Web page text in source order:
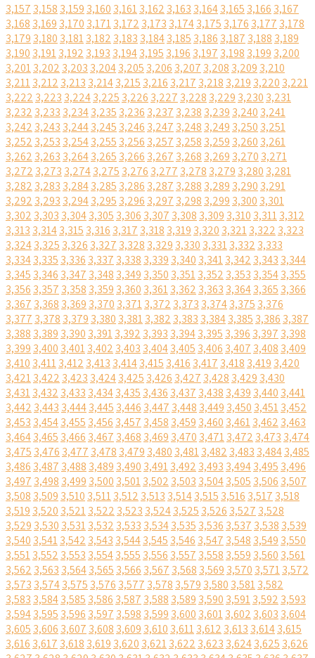
3,157 3,158 3,159 3,160 3,1613,162 3,163 3,1643,165 3,166 3,167
3,168 3,169 3,170 3,1713,172 3,173 3,1743,175 3,176 3,177 3,178
3,179 3,180 3,1813,182 3,183 3,1843,185 3,186 3,187 3,188 3,189
3,190 3,1913,192 3,193 3,1943,195 3,196 3,197 3,198 3,199 3,200
3,2013,202 3,203 3,2043,205 3,206 3,207 3,208 3,209 3,210
3,2113,212 3,213 3,2143,215 3,216 3,217 3,218 3,219 3,220 3,221
3,222 3,223 3,2243,225 3,226 3,227 3,228 3,229 3,230 3,231
3,232 3,233 3,2343,235 3,236 3,237 3,238 3,239 3,240 3,241
3,242 3,243 3,2443,245 3,246 3,247 3,248 3,249 3,250 3,251
3,252 3,253 3,2543,255 3,256 3,257 3,258 3,259 3,260 3,261
3,262 3,263 3,2643,265 3,266 3,267 3,268 3,269 3,270 3,271
3,272 3,273 3,2743,275 3,276 3,277 3,278 3,279 3,280 3,281
3,282 3,283 3,2843,285 3,286 3,287 3,288 3,289 3,290 3,291
3,292 3,293 3,2943,295 3,296 3,297 3,298 3,299 3,300 3,301
3,302 3,303 3,3043,305 3,306 3,307 3,308 3,309 3,310 3,3113,312
3,313 3,3143,315 3,316 3,317 3,318 3,319 3,320 3,3213,322 3,323
3,3243,325 3,326 3,327 3,328 3,329 3,330 3,3313,332 3,333
3,3343,335 3,336 3,337 3,338 3,339 3,340 3,3413,342 3,343 3,344
3,345 3,346 3,347 3,348 3,349 3,350 3,3513,352 3,353 3,3543,355
3,356 3,357 3,358 3,359 3,360 3,3613,362 3,363 3,3643,365 3,366
3,367 3,368 3,369 3,370 3,3713,372 3,373 3,3743,375 3,376
3,377 3,378 3,379 3,380 3,3813,382 3,383 3,3843,385 3,386 3,387
3,388 3,389 3,390 3,3913,392 3,393 3,3943,395 3,396 3,397 3,398
3,399 3,400 3,4013,402 3,403 3,4043,405 3,406 3,407 3,408 3,409
3,410 3,4113,412 3,413 3,4143,415 3,416 3,417 3,418 3,419 3,420
3,4213,422 3,423 3,4243,425 3,426 3,427 3,428 3,429 3,430
3,4313,432 3,433 3,4343,435 3,436 3,437 3,438 3,439 3,440 3,441
3,442 3,443 3,4443,445 3,446 3,447 3,448 3,449 3,450 3,4513,452
3,453 3,4543,455 3,456 3,457 3,458 3,459 3,460 3,4613,462 3,463
3,4643,465 3,466 3,467 3,468 3,469 3,470 3,4713,472 3,473 3,474
3,475 3,476 3,477 3,478 3,479 3,480 3,4813,482 3,483 3,4843,485
3,486 3,487 3,488 3,489 3,490 3,4913,492 3,493 3,4943,495 3,496
3,497 3,498 3,499 3,500 3,5013,502 3,503 3,5043,505 3,506 3,507
3,508 3,509 3,510 3,5113,512 3,513 3,5143,515 3,516 3,517 3,518
3,519 3,520 3,5213,522 3,523 3,5243,525 3,526 3,527 3,528
3,529 3,530 3,5313,532 3,533 3,5343,535 3,536 3,537 3,538 3,539
3,540 3,5413,542 3,543 3,5443,545 3,546 3,547 3,548 3,549 3,550
3,5513,552 3,553 3,5543,555 3,556 3,557 3,558 3,559 3,560 3,561
3,562 3,563 3,5643,565 3,566 3,567 3,568 3,569 3,570 3,5713,572
3,573 3,5743,575 3,576 3,577 3,578 3,579 3,580 3,5813,582
3,583 3,5843,585 3,586 3,587 3,588 3,589 3,590 3,5913,592 3,593
3,5943,595 3,596 3,597 3,598 3,599 3,600 3,6013,602 3,603 3,604
3,605 3,606 3,607 3,608 3,609 3,610 3,6113,612 3,613 3,6143,615
3,616 3,617 3,618 3,619 3,620 3,6213,622 3,623 3,6243,625 3,626